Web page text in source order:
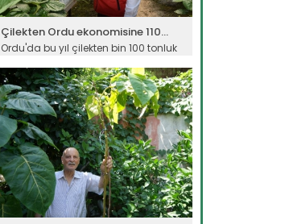
Çilekten Ordu ekonomisine 110...
Ordu'da bu yıl çilekten bin 100 tonluk
Devamını Oku ->